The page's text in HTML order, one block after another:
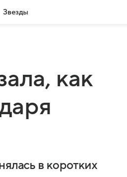
Звезды
как
в коротких